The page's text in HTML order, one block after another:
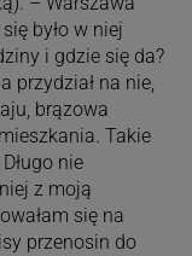
było w niej
i gdzie się da?
przydział na nie,
brązowa
Takie
nie
z moją
się na
przenosin do